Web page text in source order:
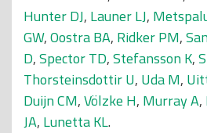
Hunter DJ, Launer LJ,
GW,Oostra BA, Ridker PM,
D,Spector TD,Stefansson K,
Thorsteinsdottir U, Uda M,
Duijn CM,Völzke H, Murray A,
JA, Lunetta KL.